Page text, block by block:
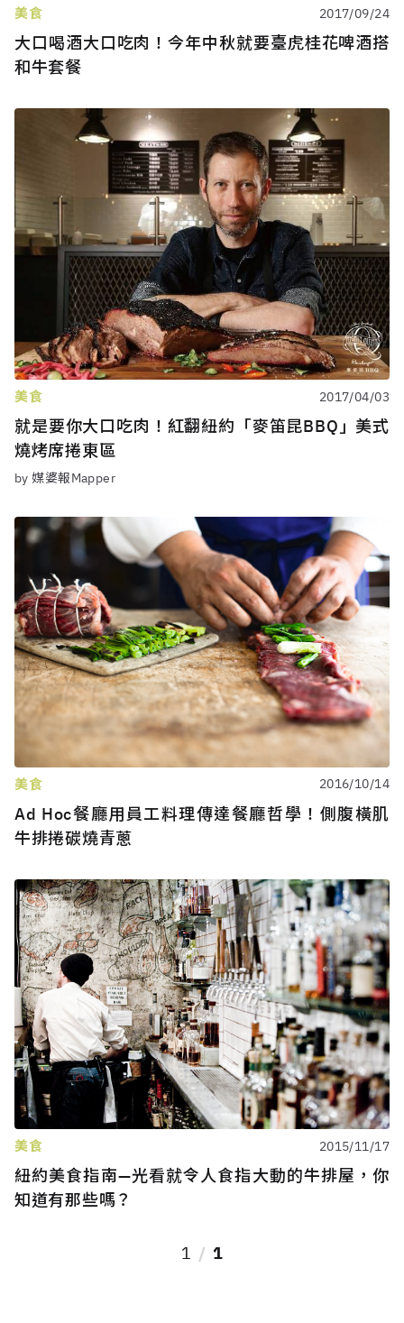
美食 2017/09/24
大口喝酒大口吃肉！今年中秋就要臺虎桂花啤酒搭
和牛套餐
美食 2017/04/03
就是要你大口吃肉！紅翻紐約「麥笛昆BBQ」美式
燒烤席捲東區
by 媒婆報Mapper
美食 2016/10/14
Ad Hoc餐廳用員工料理傳達餐廳哲學！側腹橫肌
牛排捲碳燒青蔥
美食 2015/11/17
紐約美食指南—光看就令人食指大動的牛排屋，你
知道有那些嗎？
1 1